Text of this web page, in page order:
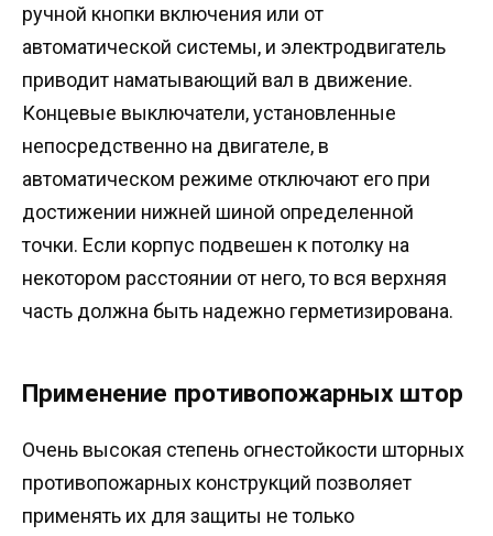
ручной кнопки включения или от
автоматической системы, и электродвигатель
приводит наматывающий вал в движение.
Концевые выключатели, установленные
непосредственно на двигателе, в
автоматическом режиме отключают его при
достижении нижней шиной определенной
точки. Если корпус подвешен к потолку на
некотором расстоянии от него, то вся верхняя
часть должна быть надежно герметизирована.
Применение противопожарных штор
Очень высокая степень огнестойкости шторных
противопожарных конструкций позволяет
применять их для защиты не только